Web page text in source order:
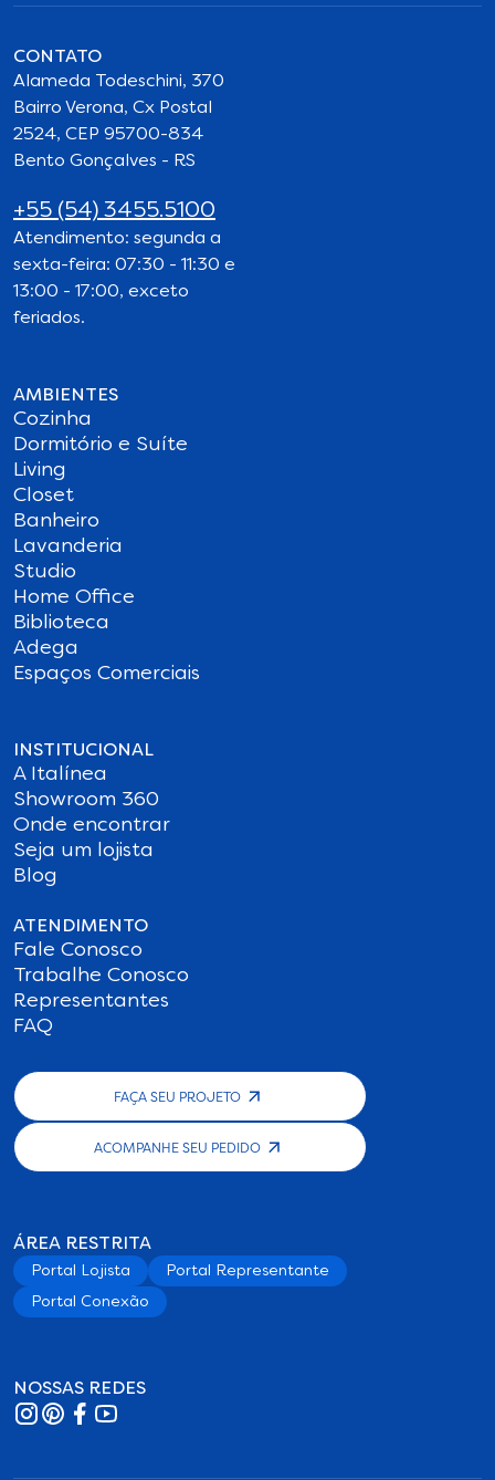
CONTATO
Alameda Todeschini, 370
Bairro Verona, Cx Postal
2524, CEP 95700-834
Bento Gonçalves - RS
+55 (54) 3455.5100
Atendimento: segunda a
sexta-feira: 07:30 - 11:30 e
13:00 - 17:00, exceto
feriados.
AMBIENTES
Cozinha
Dormitório e Suíte
Living
Closet
Banheiro
Lavanderia
Studio
Home Office
Biblioteca
Adega
Espaços Comerciais
INSTITUCIONAL
A Italínea
Showroom 360
Onde encontrar
Seja um lojista
Blog
ATENDIMENTO
Fale Conosco
Trabalhe Conosco
Representantes
FAQ
FAÇA SEU PROJETO
ACOMPANHE SEU PEDIDO
ÁREA RESTRITA
Portal Lojista
Portal Representante
Portal Conexão
NOSSAS REDES
Instagram
Pinterest
Facebook
YouTube